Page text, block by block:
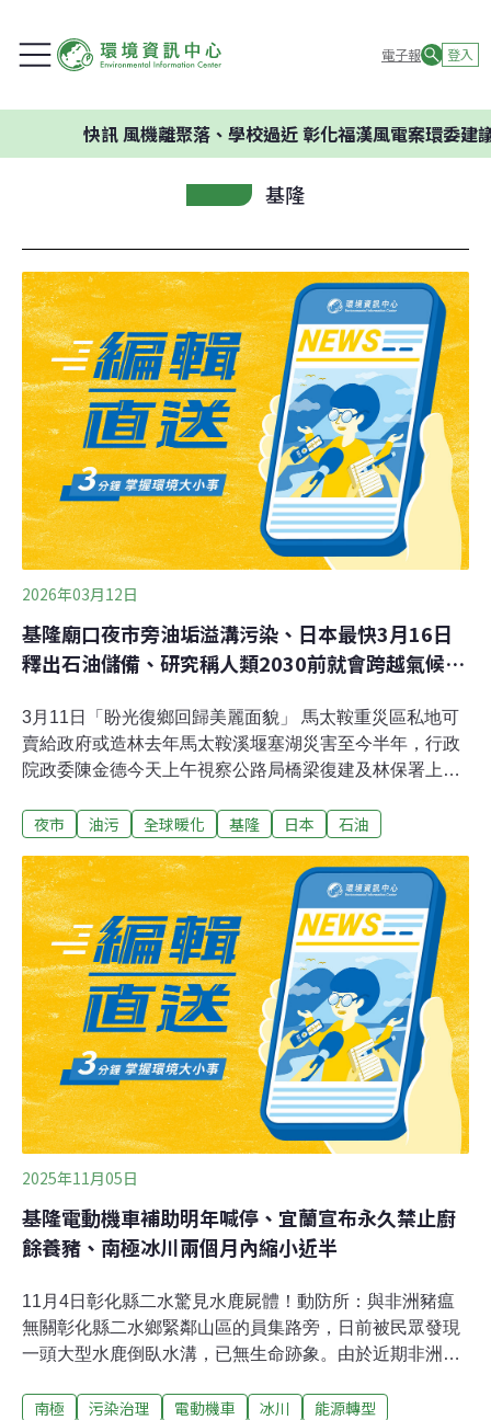
電子報 登入
風機離聚落、學校過近 彰化福漢風電案環委建議不應開發
基隆
2026年03月12日
基隆廟口夜市旁油垢溢溝污染、日本最快3月16日
釋出石油儲備、研究稱人類2030前就會跨越氣候紅
3月11日「盼光復鄉回歸美麗面貌」 馬太鞍重災區私地可
賣給政府或造林去年馬太鞍溪堰塞湖災害至今半年，行政
院政委陳金德今天上午視察公路局橋梁復建及林保署上游
夜市 油污 全球暖化 基隆 日本 石油
2025年11月05日
基隆電動機車補助明年喊停、宜蘭宣布永久禁止廚
餘養豬、南極冰川兩個月內縮小近半
11月4日彰化縣二水驚見水鹿屍體！動防所：與非洲豬瘟
無關彰化縣二水鄉緊鄰山區的員集路旁，日前被民眾發現
一頭大型水鹿倒臥水溝，已無生命跡象。由於近期非洲豬
致。彰化縣動物防疫所獲報後已會同鄉公所處理，並澄清
南極 污染治理 電動機車 冰川
能源轉型